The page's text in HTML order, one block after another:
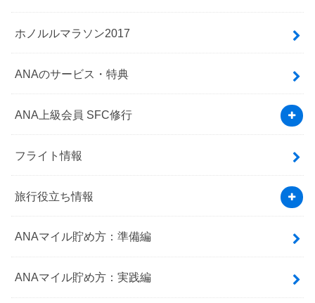
ホノルルマラソン2017
ANAのサービス・特典
ANA上級会員 SFC修行
フライト情報
旅行役立ち情報
ANAマイル貯め方：準備編
ANAマイル貯め方：実践編